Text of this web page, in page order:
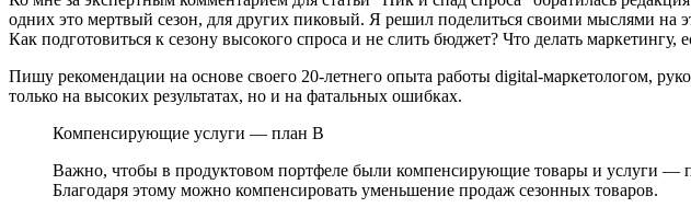
одних это мертвый сезон, для других пиковый. Я решил поделиться своими мыслями на
Как подготовиться к сезону высокого спроса и не слить бюджет? Что делать
Пишу рекомендации на основе своего 20-летнего опыта работы digital-маркетологом,
только на высоких результатах, но и на фатальных ошибках.
Компенсирующие услуги — план B
Важно, чтобы в продуктовом портфеле были компенсирующие товары и услуги —
Благодаря этому можно компенсировать уменьшение продаж сезонных товаров.